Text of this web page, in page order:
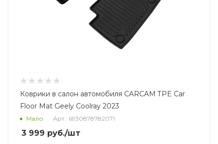
Коврики в салон автомобиля CARCAM TPE Car
Floor Mat Geely Coolray 2023
Мало Арт.: 6930878782071
3 999 руб./шт